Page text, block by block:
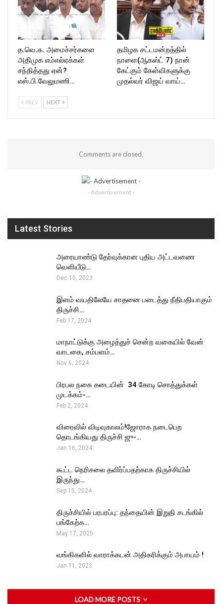
த.வெ.க. அமைச்சர்களை
அதிமுக எம்எல்ஏக்கள்
சந்தித்தது ஏன்?
எஸ்.பி.வேலுமணி…
தமிழக சட்டமன்றத்தில்
நாளை(ஆகஸ்ட் 7) நான்
கேட்கும் கேள்விகளுக்கு
முதல்வர் விஜய் வாய்…
PREV NEXT
Comments are closed.
- Advertisement -
Latest Stories
அரையாண்டு தேர்வுக்கான புதிய அட்டவணை
வெளியீடு…
Dec 10, 2023
இளம் வயதிலேயே சாதனை படைத்து நீதிபதியாகும்
திருச்சி…
Feb 17, 2024
மாநாட்டுக்கு அழைத்துச் சென்ற வகையில் வேன்
வாடகை, சம்பளம்…
Nov 6, 2024
பிரபல நகை கடையின் ₹ 34 கோடி சொத்துக்கள்
முடக்கம்-…
Feb 2, 2024
விரைவில் விடிவுகாலம்!ஜோராக நடைபெற
தொடங்கியது திருச்சி ஜு-…
Jan 16, 2024
கூட்ட நெரிசலை தவிர்ப்பதற்காக திருச்சியில்
இருந்து…
Sep 15, 2024
திருச்சியில் பரபரப்பு: தந்தையின் இறுதி சடங்கில்
பங்கேற்க…
May 17, 2025
வங்கிகளில் வாராக்கடன் அதிகரிக்கும் அபாயம் !
Jan 11, 2023
LOAD MORE POSTS